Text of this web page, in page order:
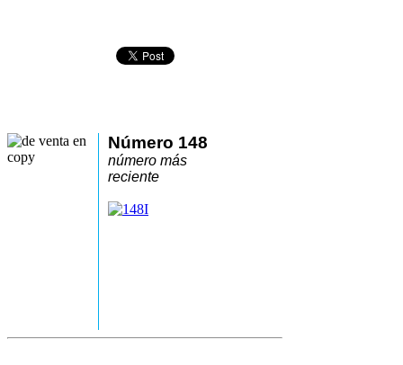
Número 148
número más
reciente